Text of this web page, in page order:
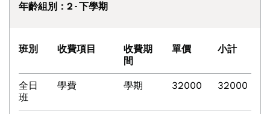
年齡組別：2 - 下學期
班別 收費項目
收費期
間
單價 小計
全日
班
學費 學期 32000 32000